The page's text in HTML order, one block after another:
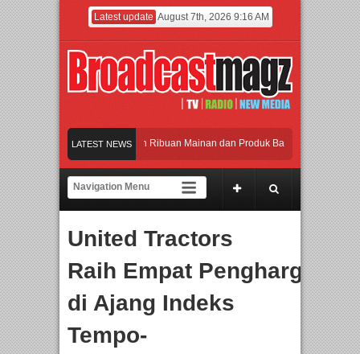
Latest update August 7th, 2026 9:16 AM
LATEST NEWS
Meramaikan Jakarta dengan Ribuan Mainan dan Produk Bayi dari Seluruh
Menjadi Gerbang Inovasi dan Peluang Bisnis Industri Gifts dan Housewares
Rayakan Perpaduan Warisan Dan Semangat Lokal, BIRKENSTOCK INDONESIA
Meramaikan Jakarta dengan Ribuan Mainan dan Produk Bayi dari Seluruh
United Tractors
Raih Empat Penghargaan
di Ajang Indeks
Tempo-